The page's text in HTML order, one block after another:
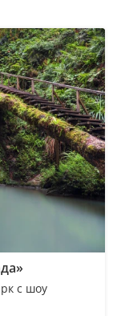
с шоу